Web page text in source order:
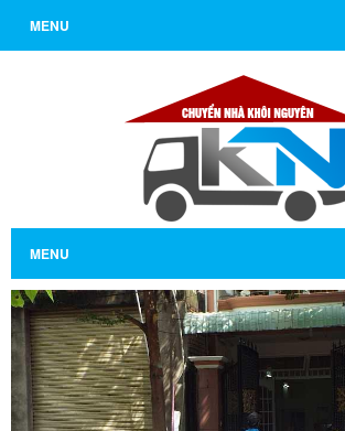
MENU
MENU